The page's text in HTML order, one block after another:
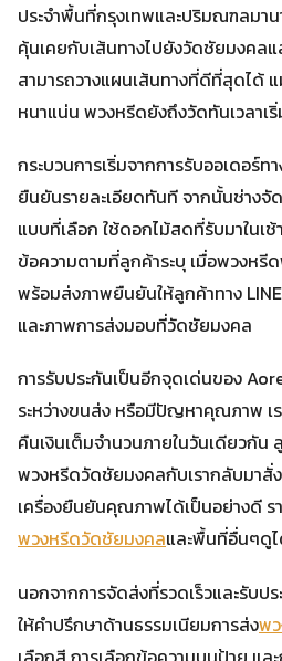
ประจำพื้นที่กรุงเทพและปริมณฑลมา
คุ้นเคยกับเส้นทางไปยังวัดชัยมงคล
สามารถวางแผนเส้นทางที่ดีที่สุดได้ แ
หนาแน่น พวงหรีดยังถึงวัดทันเวลาเ
กระบวนการเริ่มจากการรับออเดอร์ท
ยืนยันรายละเอียดทันที จากนั้นช่าง
แบบที่เลือก ใช้ดอกไม้สดที่รับมาในเ
ข้อความตามที่ลูกค้าระบุ เมื่อพวงหรี
พร้อมส่งภาพยืนยันให้ลูกค้าทาง
และภาพการส่งมอบที่วัดชัยมงคล
การรับประกันเป็นอีกจุดเด่นของ
ระหว่างขนส่ง หรือมีปัญหาคุณภาพ เ
คืนเงินเต็มจำนวนภายในวันเดียวกัน
พวงหรีดวัดชัยมงคลกับเรากลับมาสั่
เครื่องยืนยันคุณภาพได้เป็นอย่างดี ร
พวงหรีดวัดชัยมงคลและพื้นที่อื่นๆดู
นอกจากการจัดส่งที่รวดเร็วและรับ
ให้คำปรึกษาด้านธรรมเนียมการส่งพ